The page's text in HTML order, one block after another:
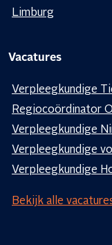
Limburg
Vacatures
Verpleegkundige
Regiocoördinator
Verpleegkundige
Verpleegkundige
Verpleegkundige
Bekijk alle